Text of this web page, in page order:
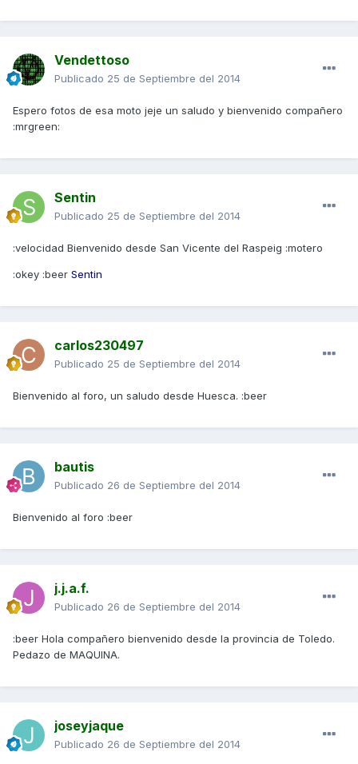
Vendettoso
Publicado 25 de Septiembre del 2014
Espero fotos de esa moto jeje un saludo y bienvenido compañero
:mrgreen:
Sentin
Publicado 25 de Septiembre del 2014
:velocidad Bienvenido desde San Vicente del Raspeig :motero
:okey :beer Sentin
carlos230497
Publicado 25 de Septiembre del 2014
Bienvenido al foro, un saludo desde Huesca. :beer
bautis
Publicado 26 de Septiembre del 2014
Bienvenido al foro :beer
j.j.a.f.
Publicado 26 de Septiembre del 2014
:beer Hola compañero bienvenido desde la provincia de Toledo.
Pedazo de MAQUINA.
joseyjaque
Publicado 26 de Septiembre del 2014